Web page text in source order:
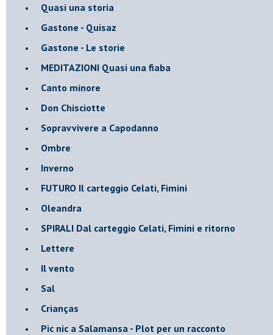
Quasi una storia
Gastone - Quisaz
Gastone - Le storie
MEDITAZIONI Quasi una fiaba
Canto minore
Don Chisciotte
Sopravvivere a Capodanno
Ombre
Inverno
FUTURO Il carteggio Celati, Fimini
Oleandra
SPIRALI Dal carteggio Celati, Fimini e ritorno
Lettere
Il vento
Sal
Crianças
Pic nic a Salamansa - Plot per un racconto